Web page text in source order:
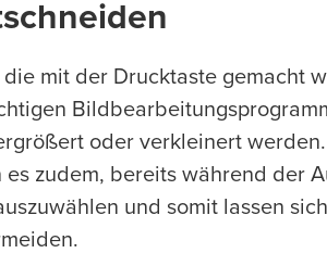
die mit der Drucktaste gemacht
oder verkleinert
es zudem, bereits während der
und somit lassen